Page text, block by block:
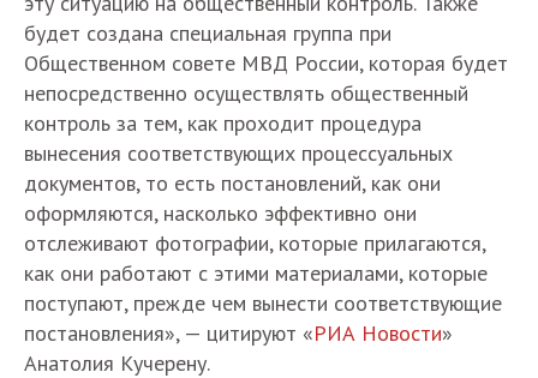
будет создана специальная группа при
Общественном совете МВД России, которая будет
непосредственно осуществлять общественный
контроль за тем, как проходит процедура
вынесения соответствующих процессуальных
документов, то есть постановлений, как они
оформляются, насколько эффективно они
отслеживают фотографии, которые прилагаются,
как они работают с этими материалами, которые
поступают, прежде чем вынести соответствующие
постановления», — цитируют «РИА Новости»
Анатолия Кучерену.